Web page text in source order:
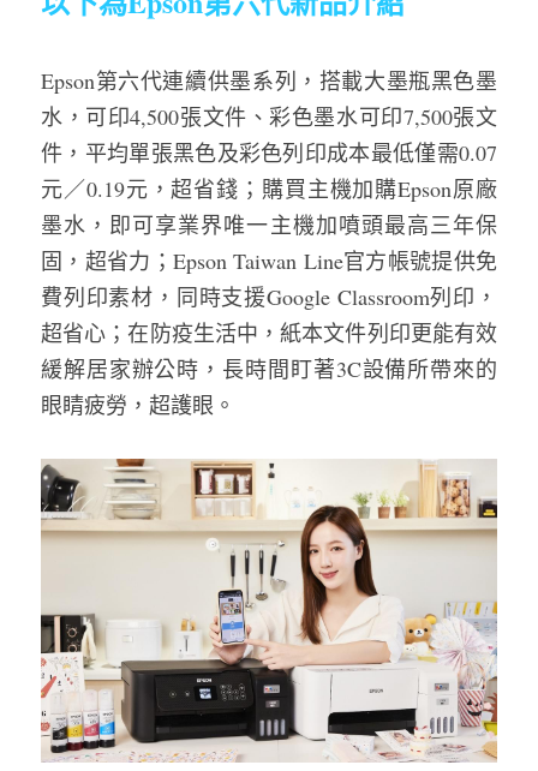
Epson第六代連續供墨系列，搭載大墨瓶黑色墨
水，可印4,500張文件、彩色墨水可印7,500張文
件，平均單張黑色及彩色列印成本最低僅需0.07
元／0.19元，超省錢；購買主機加購Epson原廠
墨水，即可享業界唯一主機加噴頭最高三年保
固，超省力；Epson Taiwan Line官方帳號提供免
費列印素材，同時支援Google Classroom列印，
超省心；在防疫生活中，紙本文件列印更能有效
緩解居家辦公時，長時間盯著3C設備所帶來的
眼睛疲勞，超護眼。